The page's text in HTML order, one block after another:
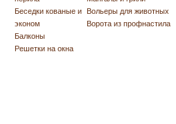
Беседки кованые и
эконом
Балконы
Решетки на окна
Вольеры для животных
Ворота из профнастила